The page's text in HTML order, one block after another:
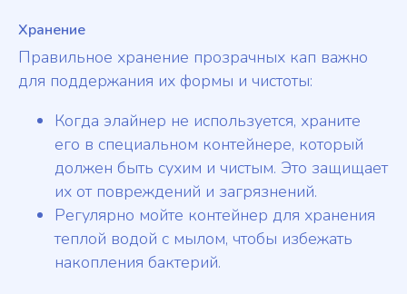
Хранение
Правильное хранение прозрачных кап важно
для поддержания их формы и чистоты:
Когда элайнер не используется, храните
его в специальном контейнере, который
должен быть сухим и чистым. Это защищает
их от повреждений и загрязнений.
Регулярно мойте контейнер для хранения
теплой водой с мылом, чтобы избежать
накопления бактерий.